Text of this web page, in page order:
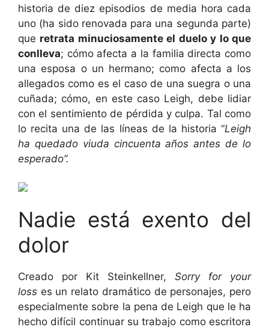
historia de diez episodios de media hora cada
uno (ha sido renovada para una segunda parte)
que retrata minuciosamente el duelo y lo que
conlleva; cómo afecta a la familia directa como
una esposa o un hermano; como afecta a los
allegados como es el caso de una suegra o una
cuñada; cómo, en este caso Leigh, debe lidiar
con el sentimiento de pérdida y culpa. Tal como
lo recita una de las líneas de la historia “Leigh
ha quedado viuda cincuenta años antes de lo
esperado”.
Nadie está exento del
dolor
Creado por Kit Steinkellner, Sorry for your
loss es un relato dramático de personajes, pero
especialmente sobre la pena de Leigh que le ha
hecho difícil continuar su trabajo como escritora